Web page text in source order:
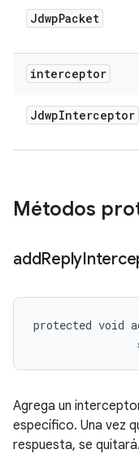
JdwpPacket
interceptor
JdwpInterceptor
Métodos
addReply
protected void
Agrega un
específico. Una vez
respuesta, se quitará.